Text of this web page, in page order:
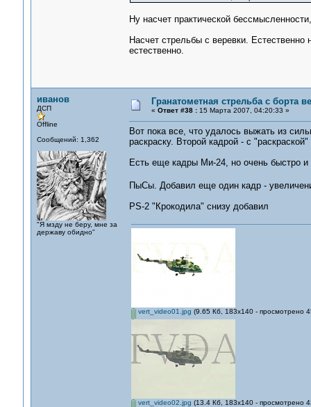
Ну насчет практической
Насчет стрельбы с веревки. Естественно
естественно.
иванов
ДСП
Offline
Сообщений: 1,362
"Я мзду не беру, мне за
державу обидно"
Гранатометная стрельба с борта
« Ответ #38 :15 Марта 2007, 04:20:33 »
Вот пока все, что удалось выжать из
раскраску. Второй кадрой - с
Есть еще кадры Ми-24, но очень быстро и
ПыСы. Добавил еще один кадр -
PS-2 "Крокодила" снизу добавил
vert_video01.jpg (9.65 Кб, 183x140 - просмотрено
vert_video02.jpg (13.4 Кб, 183x140 - просмотрено